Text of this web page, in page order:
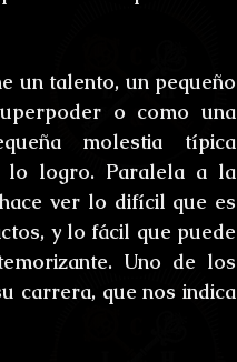
un talento, un pequeño
o como una
molestia típica
lo logro. Paralela a la
ver lo difícil que es
y lo fácil que puede
Uno de los
carrera, que nos indica